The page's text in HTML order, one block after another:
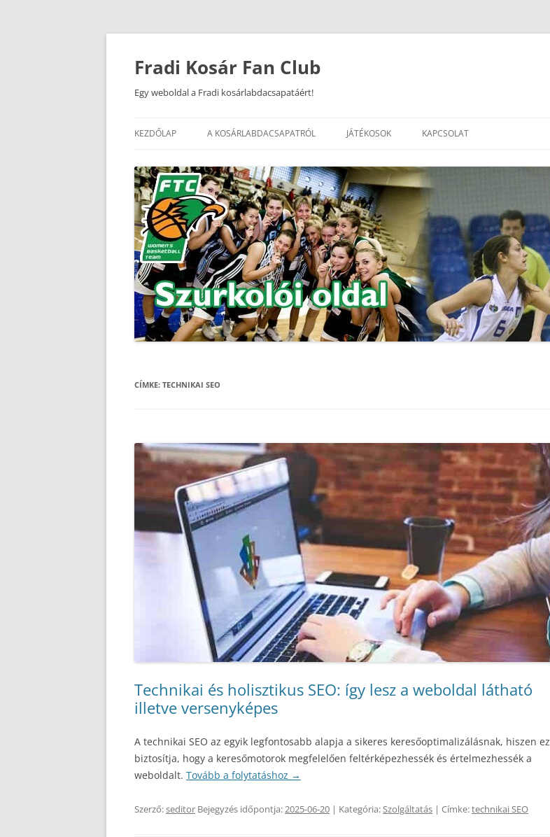
Kilépés
tartalomba
Fradi Kosár Fan Club
Egy weboldal a Fradi kosárlabdacsapatáért!
KEZDŐLAP A KOSÁRLABDACSAPATRÓL JÁTÉKOSOK KAPCSOLAT
CÍMKE: TECHNIKAI SEO
Technikai és holisztikus SEO: így lesz a weboldal látható
illetve versenyképes
A technikai SEO az egyik legfontosabb alapja a sikeres keresőoptimalizálásnak, hiszen ez
biztosítja, hogy a keresőmotorok megfelelően feltérképezhessék és értelmezhessék a
weboldalt. Tovább a folytatáshoz →
Szerző:seditor Bejegyzés időpontja:2025-06-20 | Kategória:Szolgáltatás | Címke:technikai SEO